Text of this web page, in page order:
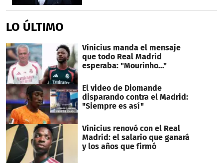
LO ÚLTIMO
Vinicius manda el mensaje
que todo Real Madrid
esperaba: "Mourinho..."
El video de Diomande
disparando contra el Madrid:
"Siempre es así"
Vinicius renovó con el Real
Madrid: el salario que ganará
y los años que firmó